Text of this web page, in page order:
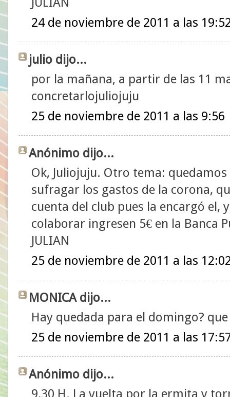
24 de noviembre de 2011 a las
julio dijo...
por la mañana, a partir de las 11
concretarlojuliojuju
25 de noviembre de 2011 a las 9:56
Anónimo dijo...
Ok, Juliojuju. Otro tema:
sufragar los gastos de la corona,
cuenta del club pues la encargó el,
colaborar ingresen 5€ en la Banca
JULIAN
25 de noviembre de 2011 a las
MONICA dijo...
Hay quedada para el domingo?
25 de noviembre de 2011 a las
Anónimo dijo...
9,30 H. La vuelta por la ermita y